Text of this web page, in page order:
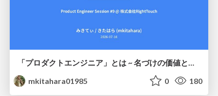
mkitahara01985
0 180